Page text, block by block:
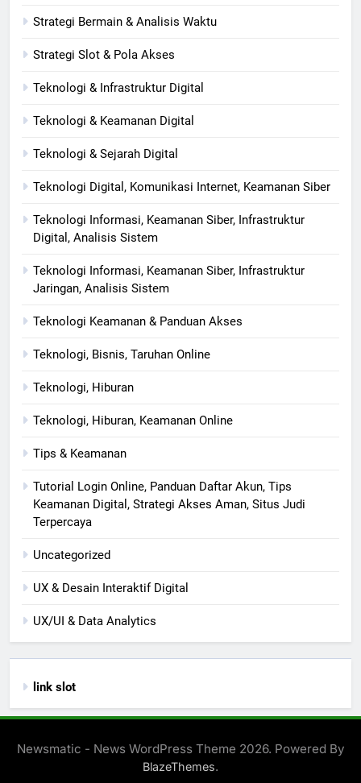
Strategi Bermain & Analisis Waktu
Strategi Slot & Pola Akses
Teknologi & Infrastruktur Digital
Teknologi & Keamanan Digital
Teknologi & Sejarah Digital
Teknologi Digital, Komunikasi Internet, Keamanan Siber
Teknologi Informasi, Keamanan Siber, Infrastruktur
Digital, Analisis Sistem
Teknologi Informasi, Keamanan Siber, Infrastruktur
Jaringan, Analisis Sistem
Teknologi Keamanan & Panduan Akses
Teknologi, Bisnis, Taruhan Online
Teknologi, Hiburan
Teknologi, Hiburan, Keamanan Online
Tips & Keamanan
Tutorial Login Online, Panduan Daftar Akun, Tips
Keamanan Digital, Strategi Akses Aman, Situs Judi
Terpercaya
Uncategorized
UX & Desain Interaktif Digital
UX/UI & Data Analytics
link slot
Newsmatic - News WordPress Theme 2026. Powered By
BlazeThemes.